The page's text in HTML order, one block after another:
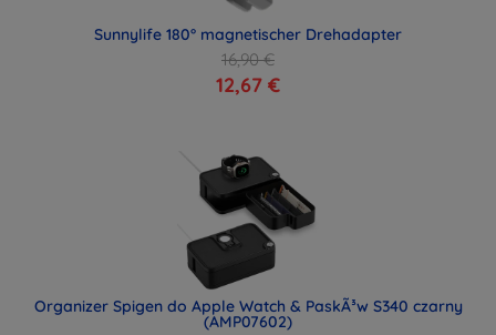
Sunnylife 180° magnetischer Drehadapter
16,90 €
12,67 €
Organizer Spigen do Apple Watch & PaskÃ³w S340 czarny
(AMP07602)